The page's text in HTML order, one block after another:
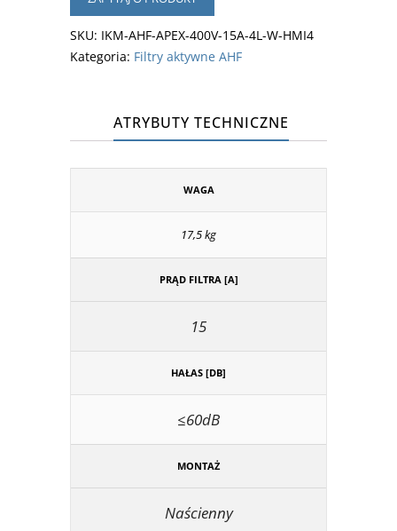
SKU: IKM-AHF-APEX-400V-15A-4L-W-HMI4
Kategoria: Filtry aktywne AHF
ATRYBUTY TECHNICZNE
WAGA
17,5 kg
PRĄD FILTRA [A]
15
HAŁAS [DB]
≤60dB
MONTAŻ
Naścienny